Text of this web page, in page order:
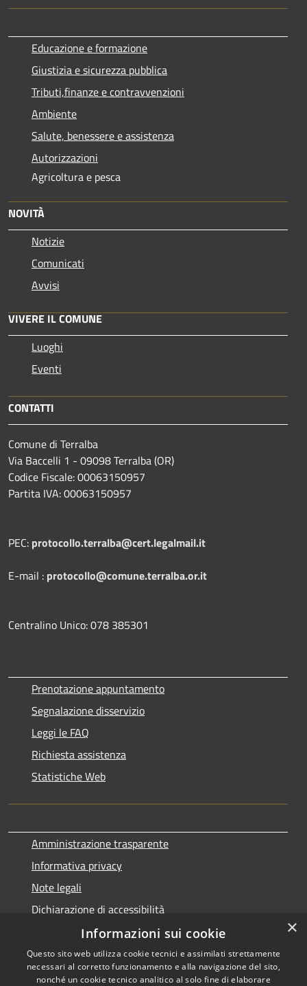
Educazione e formazione
Giustizia e sicurezza pubblica
Tributi,finanze e contravvenzioni
Ambiente
Salute, benessere e assistenza
Autorizzazioni
Agricoltura e pesca
NOVITÀ
Notizie
Comunicati
Avvisi
VIVERE IL COMUNE
Luoghi
Eventi
CONTATTI
Comune di Terralba
Via Baccelli 1 - 09098 Terralba (OR)
Codice Fiscale: 00063150957
Partita IVA: 00063150957
PEC: protocollo.terralba@cert.legalmail.it
E-mail : protocollo@comune.terralba.or.it
Centralino Unico: 078 385301
Prenotazione appuntamento
Segnalazione disservizio
Leggi le FAQ
Richiesta assistenza
Statistiche Web
Amministrazione trasparente
Informativa privacy
Note legali
Dichiarazione di accessibilità
Copyright © 2026 • Comune di
×
Informazioni sui cookie
Questo sito web utilizza cookie tecnici e assimilati strettamente
necessari al corretto funzionamento e alla navigazione del sito,
nonché un cookie tecnico analitico al solo fine di elaborare